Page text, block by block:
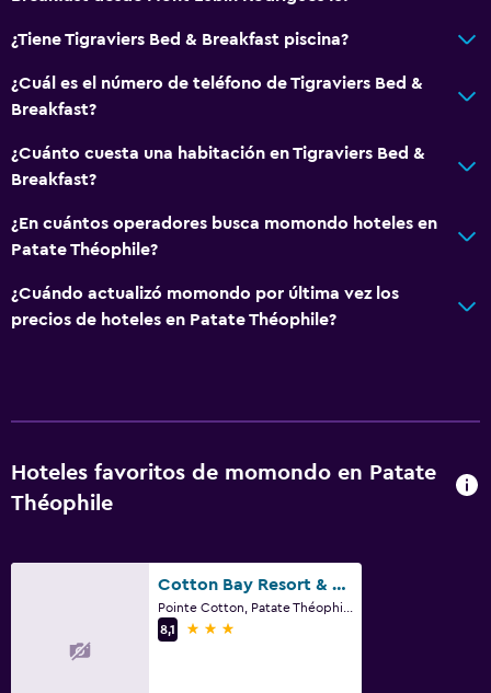
¿Tiene Tigraviers Bed & Breakfast piscina?
¿Cuál es el número de teléfono de Tigraviers Bed &
Breakfast?
¿Cuánto cuesta una habitación en Tigraviers Bed &
Breakfast?
¿En cuántos operadores busca momondo hoteles en
Patate Théophile?
¿Cuándo actualizó momondo por última vez los
precios de hoteles en Patate Théophile?
Hoteles favoritos de momondo en Patate
Théophile
Cotton Bay Resort & Spa
8,1
3 estrellas